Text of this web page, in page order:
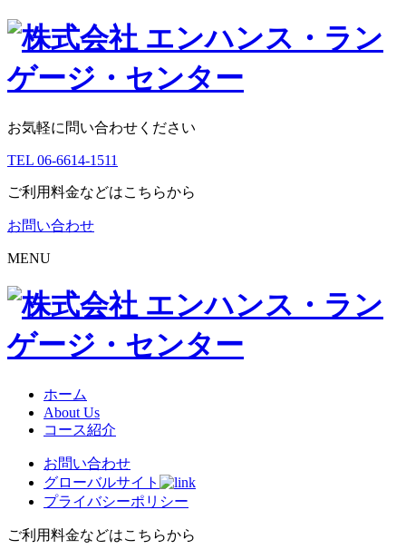
お気軽に問い合わせください
TEL 06-6614-1511
ご利用料金などはこちらから
お問い合わせ
MENU
ホーム
About Us
コース紹介
お問い合わせ
グローバルサイト
プライバシーポリシー
ご利用料金などはこちらから